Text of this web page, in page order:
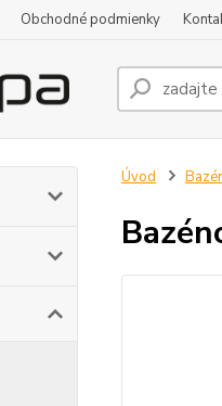
Obchodné podmienky
Úvod